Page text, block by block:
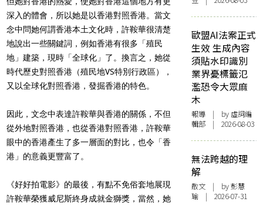
深入的體會，所以她是以香港對照香港。當文
念中問她何謂香港本土文化時，許鞍華很清楚
地說出一些關鍵詞，例如香港有很多「殖民
地」建築，現時「全球化」了。換言之，她從
時代歷史對照香港（殖民地VS特別行政區），
又以全球化對照香港，發掘香港的特色。
因此，文念中表達許鞍華與香港的關係，不但
從外地對照香港，也從香港對照香港，許鞍華
眼中的香港產生了多一層面的對比，也令「香
港」的意義更豐富了。
《好好拍電影》的最後，有點不免俗套地展現
許鞍華榮獲威尼斯終身成就金獅獎，當然，她
歐盟AI法案正式
生效 生成內容
須貼水印識別
業界憂標籤氾
濫恐令大眾麻
木
報導 | by 虛詞編
輯部 | 2026-08-03
無法跨越的理
解
散文 | by 彭慧
瑜 | 2026-07-31